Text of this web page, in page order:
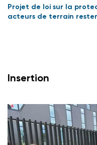
Projet de loi sur la
acteurs de terrain
Insertion